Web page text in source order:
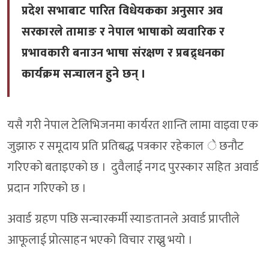
प्रदेश सभाबाट पारित विधेयकका अनुसार अव
सरकारले तामाङ र नेपाल भाषाको व्यवारिक र
प्रभावकारी बनाउन भाषा संरक्षण र प्रबद्र्धनका
कार्यक्रम सन्चालन हुने छन् ।
यसै गरी नेपाल टेलिभिजनमा कार्यरत शान्ति लामा वाइवा एक
जुझारु र समूदाय प्रति प्रतिबद्ध पत्रकार रहेकाल े छनौट
गरिएको बताइएको छ । दुवैलाई नगद पुरस्कार सहित अवार्ड
प्रदान गरिएको छ ।
अवार्ड ग्रहण पछि सन्चारकर्मी स्याङतानले अवार्ड प्राप्तीले
आफूलाई प्रोत्साहन भएको विचार राख्नु भयो ।